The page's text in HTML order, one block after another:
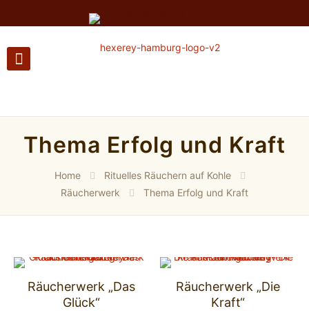
Thema Erfolg und Kraft
Home
Rituelles Räuchern auf Kohle
Räucherwerk
Thema Erfolg und Kraft
Räucherwerk „Das
Glück“
Räucherwerk „Die
Kraft“